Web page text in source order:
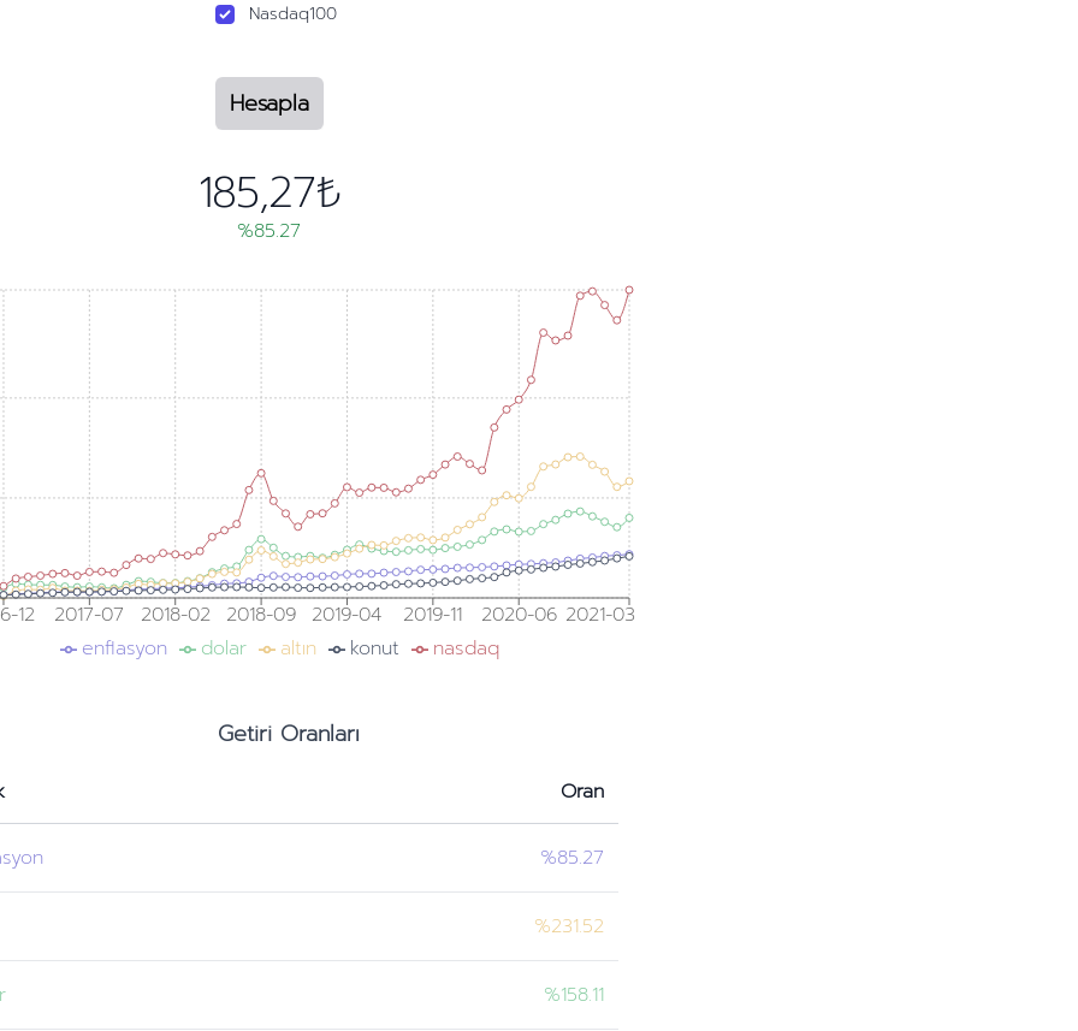
Nasdaq100
Hesapla
185,27₺
%85.27
12 2017-07 2018-02 2018-09 2019-04 2019-11 2020-06 2021-03
enflasyon dolar altın konut nasdaq
Getiri Oranları
Oran
%85.27
%231.52
%158.11